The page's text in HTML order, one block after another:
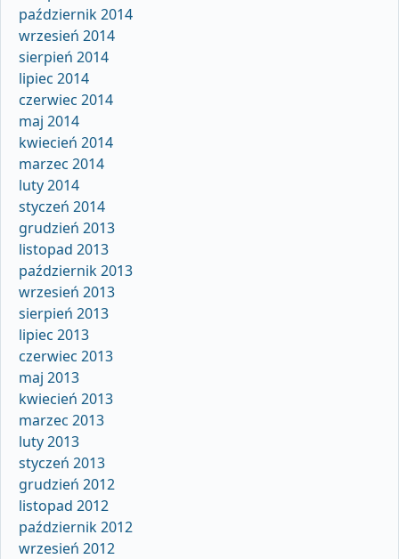
październik 2014
wrzesień 2014
sierpień 2014
lipiec 2014
czerwiec 2014
maj 2014
kwiecień 2014
marzec 2014
luty 2014
styczeń 2014
grudzień 2013
listopad 2013
październik 2013
wrzesień 2013
sierpień 2013
lipiec 2013
czerwiec 2013
maj 2013
kwiecień 2013
marzec 2013
luty 2013
styczeń 2013
grudzień 2012
listopad 2012
październik 2012
wrzesień 2012